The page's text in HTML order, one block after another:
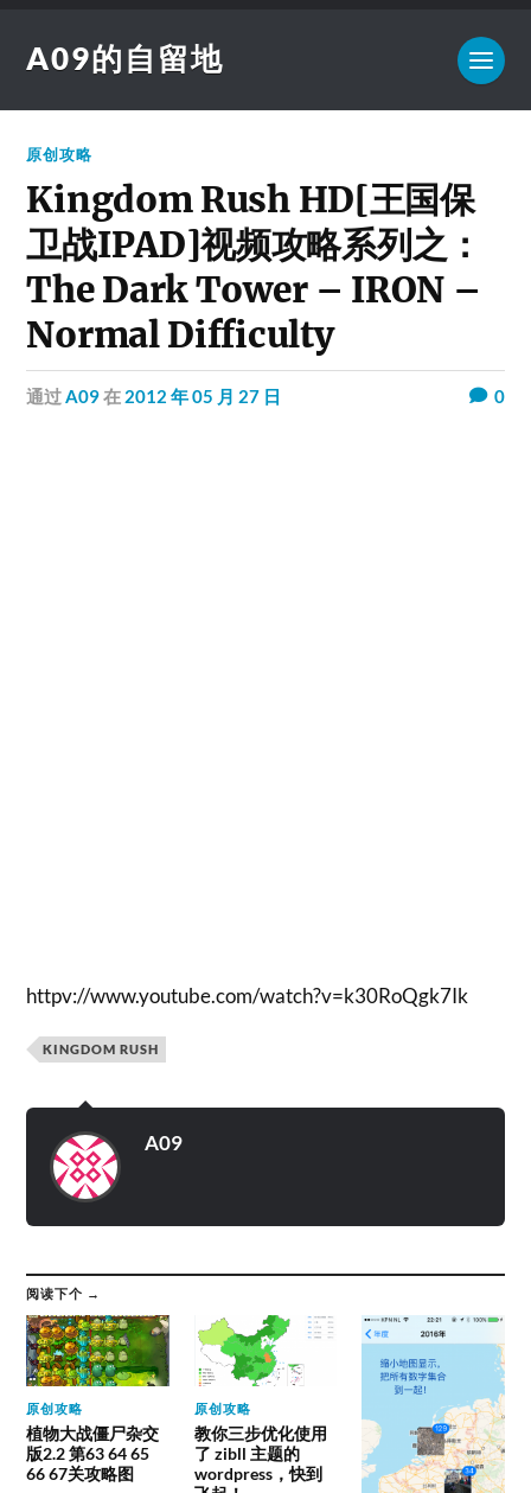
A09的自留地
原创攻略
Kingdom Rush HD[王国保
卫战IPAD]视频攻略系列之：
The Dark Tower – IRON –
Normal Difficulty
通过A09在 2012 年 05 月 27 日 0
httpv://www.youtube.com/watch?v=k30RoQgk7Ik
KINGDOM RUSH
A09
阅读下个 →
原创攻略
植物大战僵尸杂交
版2.2 第63 64 65
66 67关攻略图
原创攻略
教你三步优化使用
了 zibll 主题的
wordpress，快到